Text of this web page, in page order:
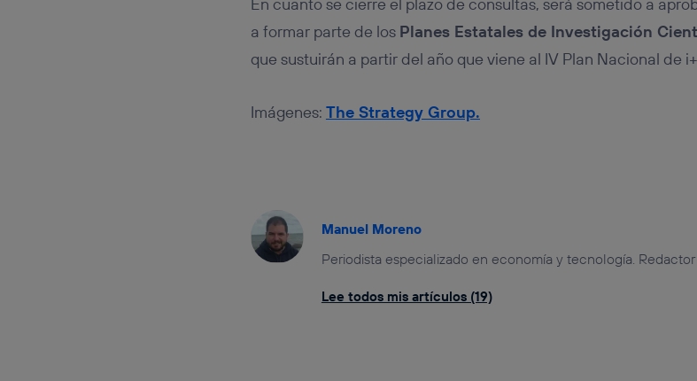
En cuanto se cierre el plazo de consultas, será sometido a
a formar parte de los Planes Estatales de Investigación
que sustuirán a partir del año que viene al IV Plan Nacional de
Imágenes: The Strategy Group.
Manuel Moreno
Periodista especializado en economía y tecnología.
Lee todos mis artículos (19)